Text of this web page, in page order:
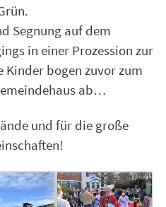
Segnung auf dem
in einer Prozession zur
Kinder bogen zuvor zum
ab…
und für die große